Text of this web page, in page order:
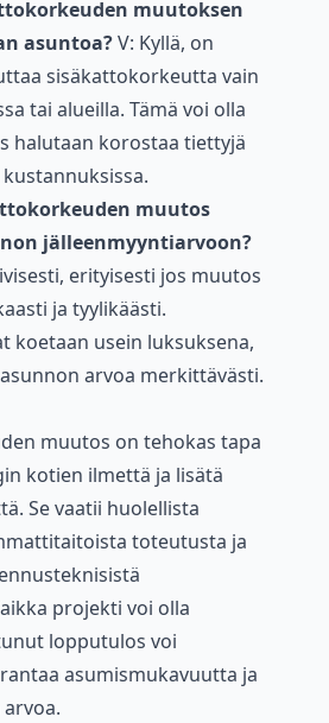
muutoksen
asuntoa?V: Kyllä, on
sisäkattokorkeutta vain
tai alueilla. Tämä voi olla
halutaan korostaa tiettyjä
muutos
jälleenmyyntiarvoon?
erityisesti jos muutos
ja tyylikäästi.
koetaan usein luksuksena,
arvoa merkittävästi.
muutos on tehokas tapa
kotien ilmettä ja lisätä
Se vaatii huolellista
toteutusta ja
projekti voi olla
lopputulos voi
asumismukavuutta ja